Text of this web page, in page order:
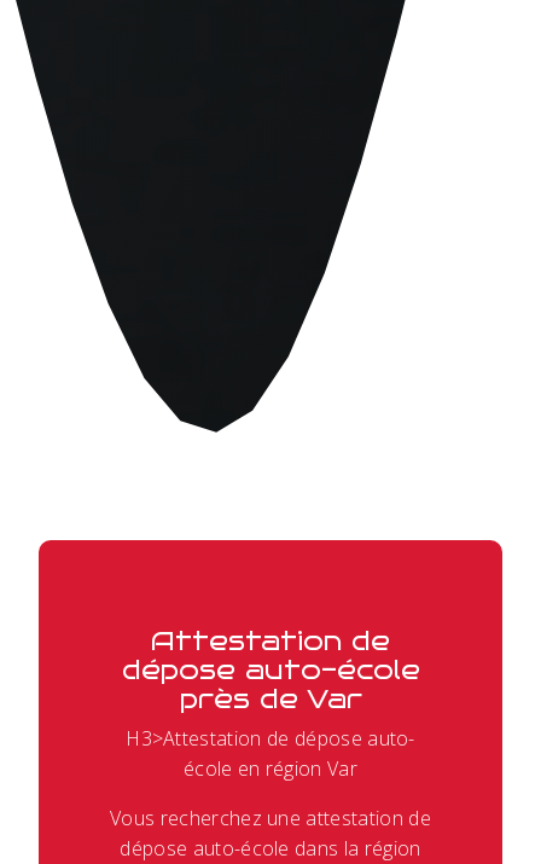
Attestation de
dépose auto-école
près de Var
H3>Attestation de dépose auto-
école en région Var
Vous recherchez une attestation de
dépose auto-école dans la région